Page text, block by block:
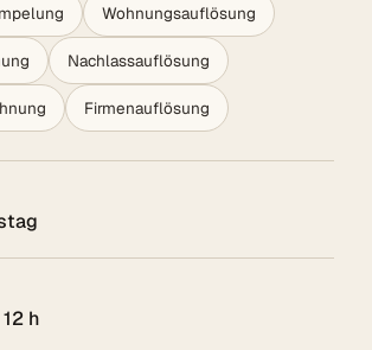
Wohnungsauflösung
Nachlassauflösung
Firmenauflösung
h